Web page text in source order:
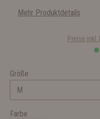
Mehr Produktdetails
Preise
Größe
Farbe